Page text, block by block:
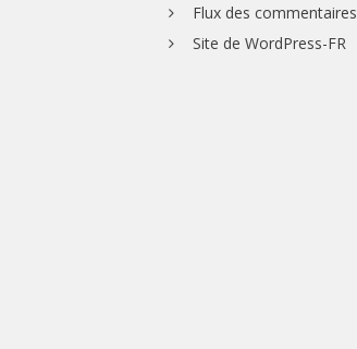
Flux des commentaires
Site de WordPress-FR